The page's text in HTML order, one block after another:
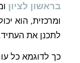
לציוןומשום
הוא יכול
את העתיד.
כל עורך דין